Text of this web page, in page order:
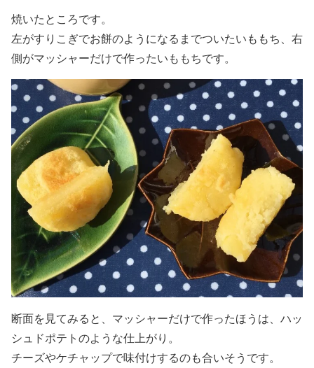
焼いたところです。
左がすりこぎでお餅のようになるまでついたいももち、右
側がマッシャーだけで作ったいももちです。
断面を見てみると、マッシャーだけで作ったほうは、ハッ
シュドポテトのような仕上がり。
チーズやケチャップで味付けするのも合いそうです。